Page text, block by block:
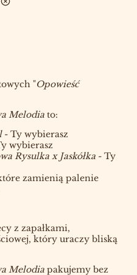
"Opowieść
Melodia to:
- Ty wybierasz
wybierasz
Rysulka x Jaskółka - Ty
zamienią palenie
z zapałkami,
który uraczy bliską
Melodia pakujemy bez